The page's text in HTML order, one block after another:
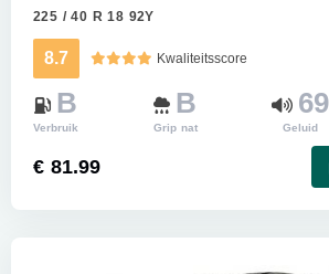
225 / 40 R 18 92Y
8.7 Kwaliteitsscore
B
Verbruik
B
Grip nat
69
Geluid
€ 81.99